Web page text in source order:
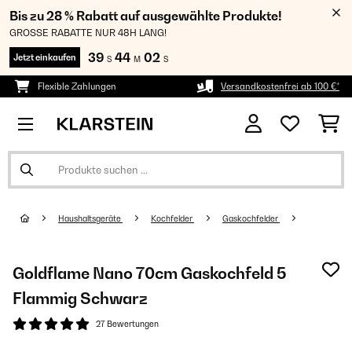
Bis zu 28 % Rabatt auf ausgewählte Produkte!
GROSSE RABATTE NUR 48H LANG!
Jetzt einkaufen 39 S 44 M 01 S
Flexible Zahlungen Versandkostenfrei ab 100 €*
Haushaltsgeräte Kochfelder Gaskochfelder
Goldflame Nano 70cm Gaskochfeld 5
Flammig Schwarz
27 Bewertungen